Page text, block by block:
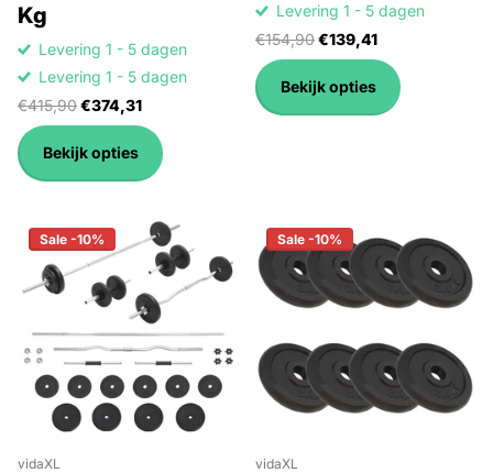
Kg
Levering 1 - 5 dagen
Levering 1 - 5 dagen
€415,90€374,31
Bekijk opties
Levering 1 - 5 dagen
€154,90€139,41
Bekijk opties
Sale -10%
vidaXL
Sale -10%
vidaXL